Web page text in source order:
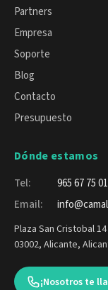
Partners
Empresa
Soporte
Blog
Contacto
Presupuesto
Dónde estamos
Tel:
965 67 75 01
Email:
Plaza San Cristobal
03002, Alicante,
¡Nosotros te